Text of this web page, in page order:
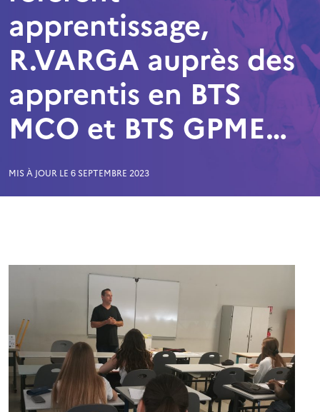
apprentissage,
R.VARGA auprès des
apprentis en BTS
MCO et BTS GPME…
MIS À JOUR LE 6 SEPTEMBRE 2023